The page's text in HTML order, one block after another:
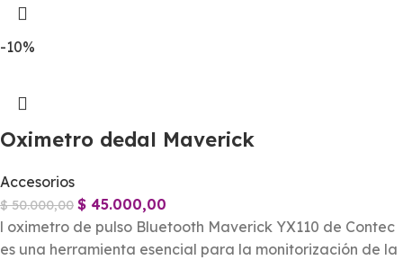
-10%
Oximetro dedal Maverick
Accesorios
$50.000,00 $ 45.000,00
l oximetro de pulso Bluetooth Maverick YX110 de Contec
es una herramienta esencial para la monitorización de la